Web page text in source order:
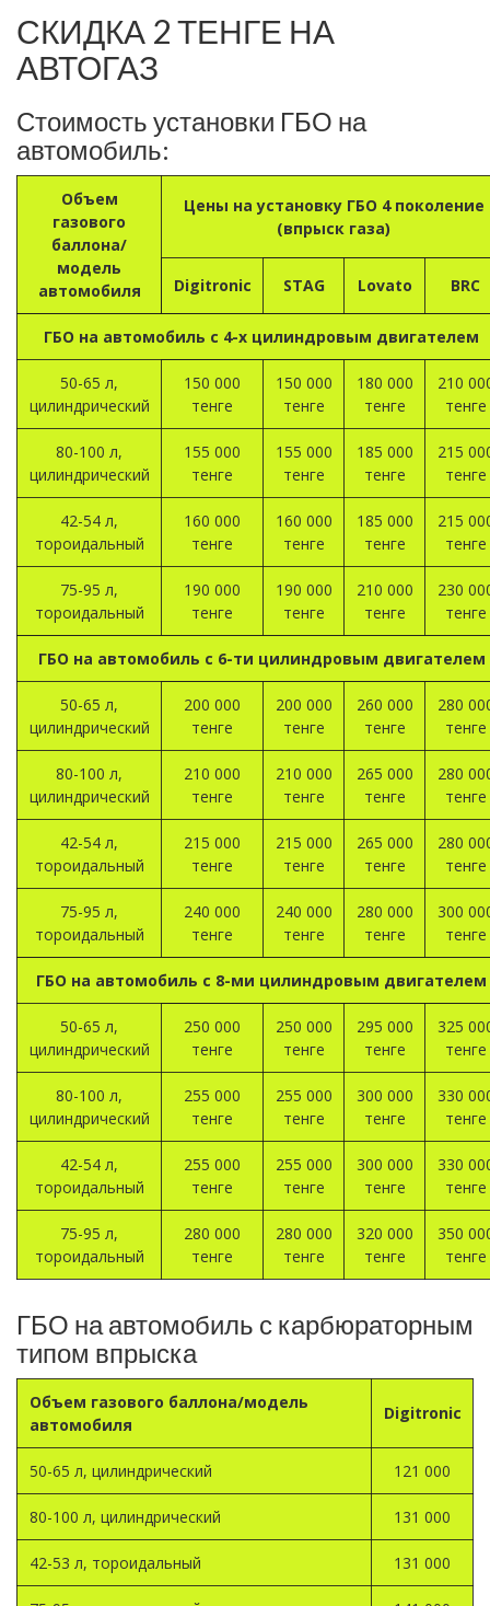
СКИДКА 2 ТЕНГЕ НА
АВТОГАЗ
Стоимость установки ГБО на
автомобиль:
Объем
газового
баллона/
модель
автомобиля
Цены на установку ГБО 4 поколение
(впрыск газа)
Digitronic STAG Lovato BRC
ГБО на автомобиль с 4-х цилиндровым двигателем
50-65 л,
цилиндрический
150 000
тенге
150 000
тенге
180 000
тенге
210
тенге
80-100 л,
цилиндрический
155 000
тенге
155 000
тенге
185 000
тенге
215
тенге
42-54 л,
тороидальный
160 000
тенге
160 000
тенге
185 000
тенге
215
тенге
75-95 л,
тороидальный
190 000
тенге
190 000
тенге
210 000
тенге
230
тенге
ГБО на автомобиль с 6-ти цилиндровым двигателем
50-65 л,
цилиндрический
200 000
тенге
200 000
тенге
260 000
тенге
280
тенге
80-100 л,
цилиндрический
210 000
тенге
210 000
тенге
265 000
тенге
280
тенге
42-54 л,
тороидальный
215 000
тенге
215 000
тенге
265 000
тенге
280
тенге
75-95 л,
тороидальный
240 000
тенге
240 000
тенге
280 000
тенге
300
тенге
ГБО на автомобиль с 8-ми цилиндровым двигателем
50-65 л,
цилиндрический
250 000
тенге
250 000
тенге
295 000
тенге
325
тенге
80-100 л,
цилиндрический
255 000
тенге
255 000
тенге
300 000
тенге
330
тенге
42-54 л,
тороидальный
255 000
тенге
255 000
тенге
300 000
тенге
330
тенге
75-95 л,
тороидальный
280 000
тенге
280 000
тенге
320 000
тенге
350
тенге
ГБО на автомобиль с карбюраторным
типом впрыска
Объем газового баллона/модель
автомобиля
Digitronic
50-65 л, цилиндрический 121 000
80-100 л, цилиндрический 131 000
42-53 л, тороидальный 131 000